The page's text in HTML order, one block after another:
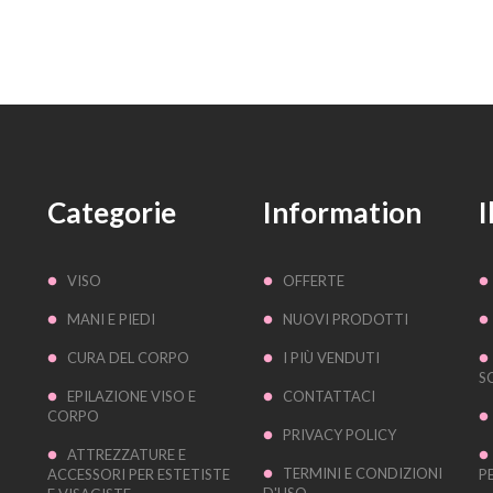
Categorie
VISO
MANI E PIEDI
CURA DEL CORPO
EPILAZIONE VISO E
CORPO
ATTREZZATURE E
ACCESSORI PER ESTETISTE
Information
OFFERTE
NUOVI PRODOTTI
I PIÙ VENDUTI
CONTATTACI
PRIVACY POLICY
TERMINI E CONDIZIONI